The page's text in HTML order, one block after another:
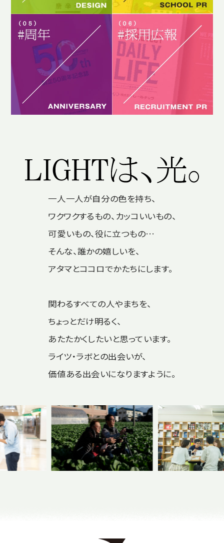
一人一人が自分の色を持ち、
ワクワクするもの、カッコいいもの、
可愛いもの、役に立つもの…
そんな、誰かの嬉しいを、
アタマとココロでかたちにします。
関わるすべての人やまちを、
ちょっとだけ明るく、
あたたかくしたいと思っています。
ライツ・ラボとの出会いが、
価値ある出会いになりますように。